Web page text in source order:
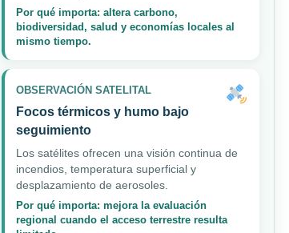
Por qué importa: altera carbono,
biodiversidad, salud y economías locales al
mismo tiempo.
OBSERVACIÓN SATELITAL
Focos térmicos y humo bajo
seguimiento
Los satélites ofrecen una visión continua de
incendios, temperatura superficial y
desplazamiento de aerosoles.
Por qué importa: mejora la evaluación
regional cuando el acceso terrestre resulta